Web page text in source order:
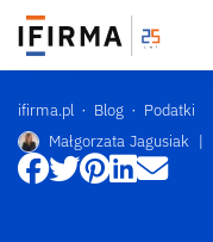
ifirma.pl Blog
Podatki
Małgorzata Jagusiak |